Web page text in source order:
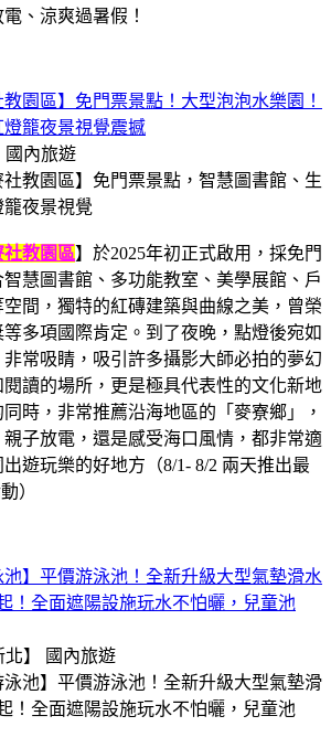
、涼爽過暑假！
園區】免門票景點！大型泡泡水樂園！
籠夜景視覺震撼
國內旅遊
社教園區】於2025年初正式啟用，採免門
慧圖書館、多功能教室、美學展館、戶
間，獨特的紅磚建築與曲線之美，曾榮
多項國際肯定。到了夜晚，點燈後宛如
常吸睛，吸引許多攝影大師必拍的夢幻
讀的場所，更是極具代表性的文化新地
時，非常推薦沿海地區的「麥寮鄉」，
子放電，還是感受海口風情，都非常適
遊玩樂的好地方（8/1- 8/2 兩天推出最
）
】平價游泳池！全新升級大型氣墊滑水
！全面遮陽設施玩水不怕曬，兒童池
】
國內旅遊